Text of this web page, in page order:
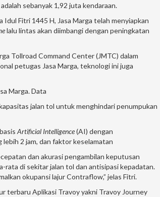
sebanyak 1,92 juta kendaraan.
Fitri 1445 H, Jasa Marga telah menyiapkan
lalu lintas akan diimbangi dengan peningkatan
Tollroad Command Center (JMTC) dalam
petugas Jasa Marga, teknologi ini juga
Marga. Data
jalan tol untuk menghindari penumpukan
Artificial Intelligence(AI) dengan
2 jam, dan faktor keselamatan
dan akurasi pengambilan keputusan
rata di sekitar jalan tol dan antisipasi kepadatan.
okupansi lajur Contraflow,” jelas Fitri.
terbaru Aplikasi Travoy yakni Travoy Journey